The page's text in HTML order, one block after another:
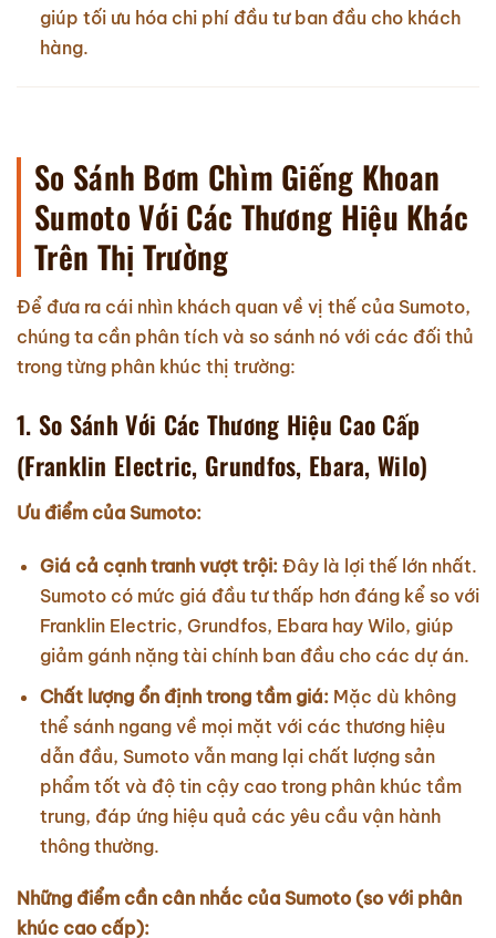
giúp tối ưu hóa chi phí đầu tư ban đầu cho khách
hàng.
So Sánh Bơm Chìm Giếng Khoan
Sumoto Với Các Thương Hiệu Khác
Trên Thị Trường
Để đưa ra cái nhìn khách quan về vị thế của Sumoto,
chúng ta cần phân tích và so sánh nó với các đối thủ
trong từng phân khúc thị trường:
1. So Sánh Với Các Thương Hiệu Cao Cấp
(Franklin Electric, Grundfos, Ebara, Wilo)
Ưu điểm của Sumoto:
Giá cả cạnh tranh vượt trội:Đây là lợi thế lớn nhất.
Sumoto có mức giá đầu tư thấp hơn đáng kể so với
Franklin Electric, Grundfos, Ebara hay Wilo, giúp
giảm gánh nặng tài chính ban đầu cho các dự án.
Chất lượng ổn định trong tầm giá:Mặc dù không
thể sánh ngang về mọi mặt với các thương hiệu
dẫn đầu, Sumoto vẫn mang lại chất lượng sản
phẩm tốt và độ tin cậy cao trong phân khúc tầm
trung, đáp ứng hiệu quả các yêu cầu vận hành
thông thường.
Những điểm cần cân nhắc của Sumoto (so với phân
khúc cao cấp):